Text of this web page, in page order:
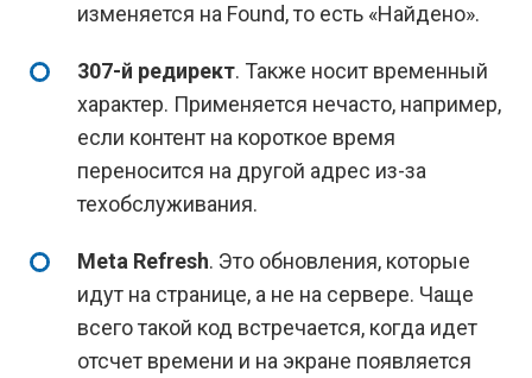
изменяется на Found, то есть «Найдено».
307-й редирект. Также носит временный
характер. Применяется нечасто, например,
если контент на короткое время
переносится на другой адрес из-за
техобслуживания.
Meta Refresh. Это обновления, которые
идут на странице, а не на сервере. Чаще
всего такой код встречается, когда идет
отсчет времени и на экране появляется